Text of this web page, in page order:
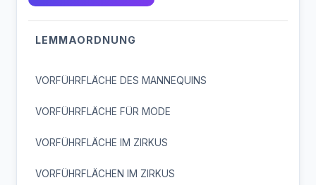
LEMMAORDNUNG
VORFÜHRFLÄCHE DES MANNEQUINS
VORFÜHRFLÄCHE FÜR MODE
VORFÜHRFLÄCHE IM ZIRKUS
VORFÜHRFLÄCHEN IM ZIRKUS